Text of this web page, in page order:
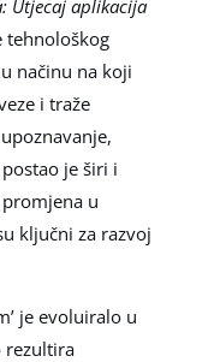
Utjecaj aplikacija
načinu na koji
i traže
je širi i
u
ključni za razvoj
je evoluiralo u
rezultira